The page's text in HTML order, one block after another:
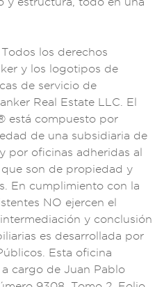
los derechos
er y los l ogotipos de
s de servicio de
ker Real Estate LLC. El
está compuesto por
edad de una subsidiaria de
por oficinas adheridas al
son de propiedad y
En cumplimiento con l a
es NO ejercen el
ermediación y conclusión
es desarrol lada por
Esta oficina
cargo de Juan Pab lo